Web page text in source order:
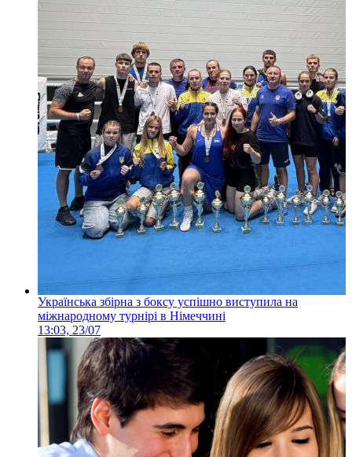
Українська збірна з боксу успішно виступила на
міжнародному турнірі в Німеччині
13:03, 23/07